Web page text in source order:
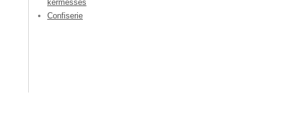
kermesses
Confiserie